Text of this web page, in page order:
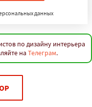
данных
по дизайну интерьера
на Телеграм.